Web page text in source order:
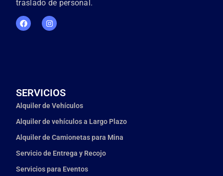
traslado de personal.
SERVICIOS
Alquiler de Vehículos
Alquiler de vehículos a Largo Plazo
Alquiler de Camionetas para Mina
Servicio de Entrega y Recojo
Servicios para Eventos